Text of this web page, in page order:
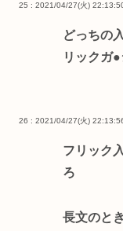
25 : 2021/04/27(火)
どっちの
リックガ
26 : 2021/04/27(火)
フリック
ろ
長文のと